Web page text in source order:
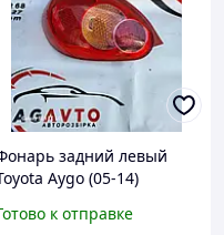
задний левый
Aygo (05-14)
к отправке